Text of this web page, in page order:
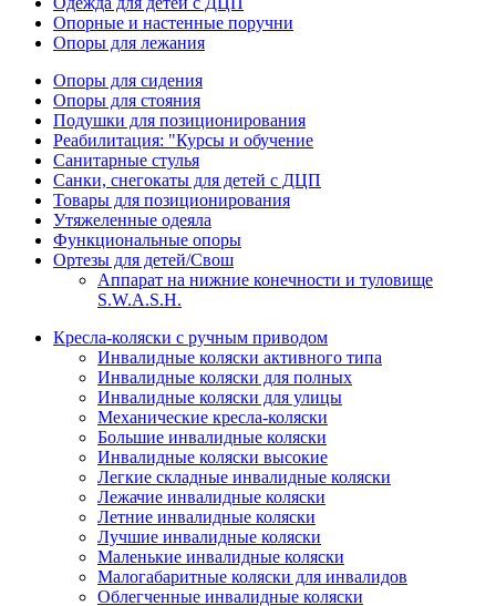
Опорные и настенные поручни
Опоры для лежания
Опоры для сидения
Опоры для стояния
Подушки для позиционирования
Реабилитация: "Курсы и обучение
Санитарные стулья
Санки, снегокаты для детей с ДЦП
Товары для позиционирования
Утяжеленные одеяла
Функциональные опоры
Ортезы для детей/Свош
Аппарат на нижние конечности и туловище
S.W.A.S.H.
Кресла-коляски с ручным приводом
Инвалидные коляски активного типа
Инвалидные коляски для полных
Инвалидные коляски для улицы
Механические кресла-коляски
Большие инвалидные коляски
Инвалидные коляски высокие
Легкие складные инвалидные коляски
Лежачие инвалидные коляски
Летние инвалидные коляски
Лучшие инвалидные коляски
Маленькие инвалидные коляски
Малогабаритные коляски для инвалидов
Облегченные инвалидные коляски